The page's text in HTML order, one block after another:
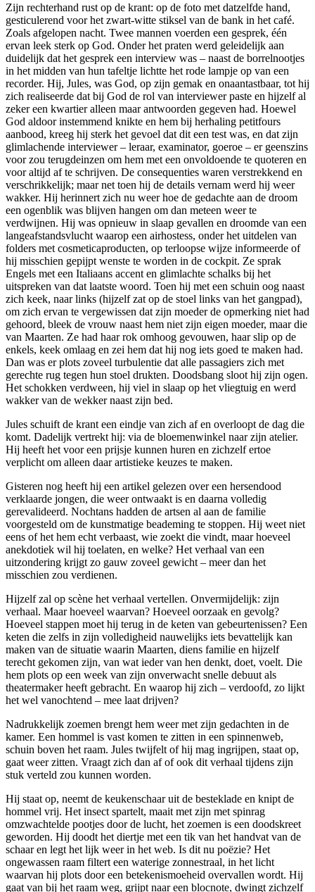
Zijn rechterhand rust op de krant: op de foto met datzelfde hand,
gesticulerend voor het zwart-witte stiksel van de bank in het café.
Zoals afgelopen nacht. Twee mannen voerden een gesprek, één
ervan leek sterk op God. Onder het praten werd geleidelijk aan
duidelijk dat het gesprek een interview was – naast de borrelnootjes
in het midden van hun tafeltje lichtte het rode lampje op van een
recorder. Hij, Jules, was God, op zijn gemak en onaantastbaar, tot hij
zich realiseerde dat bij God de rol van interviewer paste en hijzelf al
zeker een kwartier alleen maar antwoorden gegeven had. Hoewel
God aldoor instemmend knikte en hem bij herhaling petitfours
aanbood, kreeg hij sterk het gevoel dat dit een test was, en dat zijn
glimlachende interviewer – leraar, examinator, goeroe – er geenszins
voor zou terugdeinzen om hem met een onvoldoende te quoteren en
voor altijd af te schrijven. De consequenties waren verstrekkend en
verschrikkelijk; maar net toen hij de details vernam werd hij weer
wakker. Hij herinnert zich nu weer hoe de gedachte aan de droom
een ogenblik was blijven hangen om dan meteen weer te
verdwijnen. Hij was opnieuw in slaap gevallen en droomde van een
langeafstandsvlucht waarop een airhostess, onder het uitdelen van
folders met cosmeticaproducten, op terloopse wijze informeerde of
hij misschien gepijpt wenste te worden in de cockpit. Ze sprak
Engels met een Italiaans accent en glimlachte schalks bij het
uitspreken van dat laatste woord. Toen hij met een schuin oog naast
zich keek, naar links (hijzelf zat op de stoel links van het gangpad),
om zich ervan te vergewissen dat zijn moeder de opmerking niet had
gehoord, bleek de vrouw naast hem niet zijn eigen moeder, maar die
van Maarten. Ze had haar rok omhoog gevouwen, haar slip op de
enkels, keek omlaag en zei hem dat hij nog iets goed te maken had.
Dan was er plots zoveel turbulentie dat alle passagiers zich met
gerechte rug tegen hun stoel drukten. Doodsbang sloot hij zijn ogen.
Het schokken verdween, hij viel in slaap op het vliegtuig en werd
wakker van de wekker naast zijn bed.
Jules schuift de krant een eindje van zich af en overloopt de dag die
komt. Dadelijk vertrekt hij: via de bloemenwinkel naar zijn atelier.
Hij heeft het voor een prijsje kunnen huren en zichzelf ertoe
verplicht om alleen daar artistieke keuzes te maken.
Gisteren nog heeft hij een artikel gelezen over een hersendood
verklaarde jongen, die weer ontwaakt is en daarna volledig
gerevalideerd. Nochtans hadden de artsen al aan de familie
voorgesteld om de kunstmatige beademing te stoppen. Hij weet niet
eens of het hem echt verbaast, wie zoekt die vindt, maar hoeveel
anekdotiek wil hij toelaten, en welke? Het verhaal van een
uitzondering krijgt zo gauw zoveel gewicht – meer dan het
misschien zou verdienen.
Hijzelf zal op scène het verhaal vertellen. Onvermijdelijk: zijn
verhaal. Maar hoeveel waarvan? Hoeveel oorzaak en gevolg?
Hoeveel stappen moet hij terug in de keten van gebeurtenissen? Een
keten die zelfs in zijn volledigheid nauwelijks iets bevattelijk kan
maken van de situatie waarin Maarten, diens familie en hijzelf
terecht gekomen zijn, van wat ieder van hen denkt, doet, voelt. Die
hem plots op een week van zijn onverwacht snelle debuut als
theatermaker heeft gebracht. En waarop hij zich – verdoofd, zo lijkt
het wel vanochtend – mee laat drijven?
Nadrukkelijk zoemen brengt hem weer met zijn gedachten in de
kamer. Een hommel is vast komen te zitten in een spinnenweb,
schuin boven het raam. Jules twijfelt of hij mag ingrijpen, staat op,
gaat weer zitten. Vraagt zich dan af of ook dit verhaal tijdens zijn
stuk verteld zou kunnen worden.
Hij staat op, neemt de keukenschaar uit de besteklade en knipt de
hommel vrij. Het insect spartelt, maait met zijn met spinrag
omzwachtelde pootjes door de lucht, het zoemen is een doodskreet
geworden. Hij doodt het diertje met een tik van het handvat van de
schaar en legt het lijk weer in het web. Is dit nu poëzie? Het
ongewassen raam filtert een waterige zonnestraal, in het licht
waarvan hij plots door een betekenismoeheid overvallen wordt. Hij
gaat van bij het raam weg, grijpt naar een blocnote, dwingt zichzelf